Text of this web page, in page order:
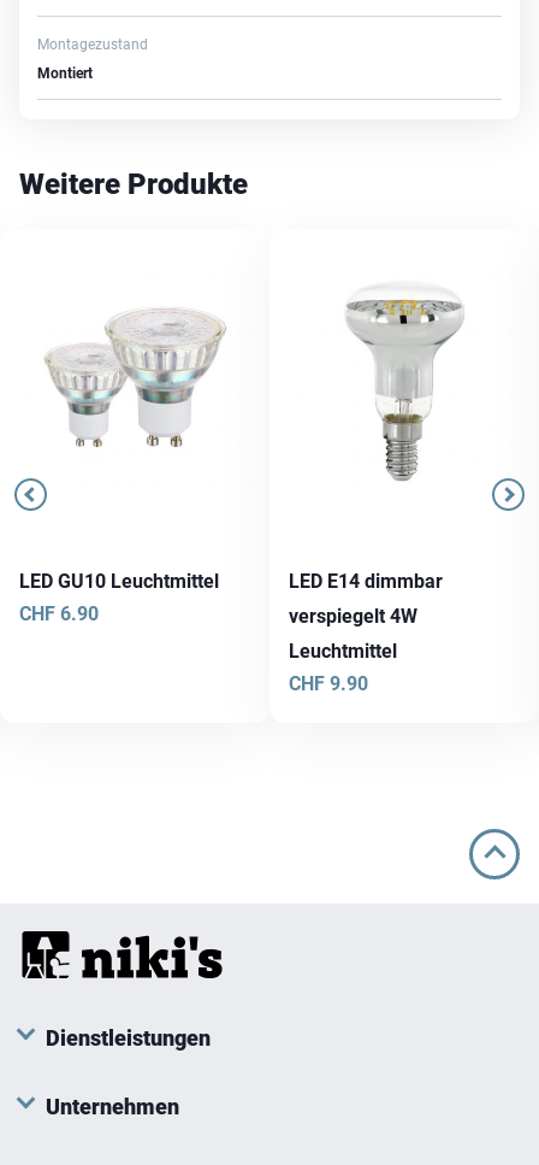
Montagezustand
Montiert
Weitere Produkte
LED GU10 Leuchtmittel
CHF 6.90
LED E14 dimmbar
verspiegelt 4W
Leuchtmittel
CHF 9.90
Dienstleistungen
Unternehmen